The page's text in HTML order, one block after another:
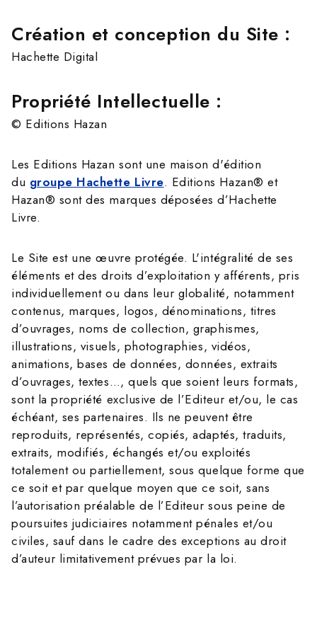
Création et conception du Site :
Hachette Digital
Propriété Intellectuelle :
© Editions Hazan
Les Editions Hazan sont une maison d'édition
du groupe Hachette Livre. Editions Hazan® et
Hazan® sont des marques déposées d’Hachette
Livre.
Le Site est une œuvre protégée. L'intégralité de ses
éléments et des droits d’exploitation y afférents, pris
individuellement ou dans leur globalité, notamment
contenus, marques, logos, dénominations, titres
d’ouvrages, noms de collection, graphismes,
illustrations, visuels, photographies, vidéos,
animations, bases de données, données, extraits
d’ouvrages, textes…, quels que soient leurs formats,
sont la propriété exclusive de l’Editeur et/ou, le cas
échéant, ses partenaires. Ils ne peuvent être
reproduits, représentés, copiés, adaptés, traduits,
extraits, modifiés, échangés et/ou exploités
totalement ou partiellement, sous quelque forme que
ce soit et par quelque moyen que ce soit, sans
l’autorisation préalable de l’Editeur sous peine de
poursuites judiciaires notamment pénales et/ou
civiles, sauf dans le cadre des exceptions au droit
d’auteur limitativement prévues par la loi.